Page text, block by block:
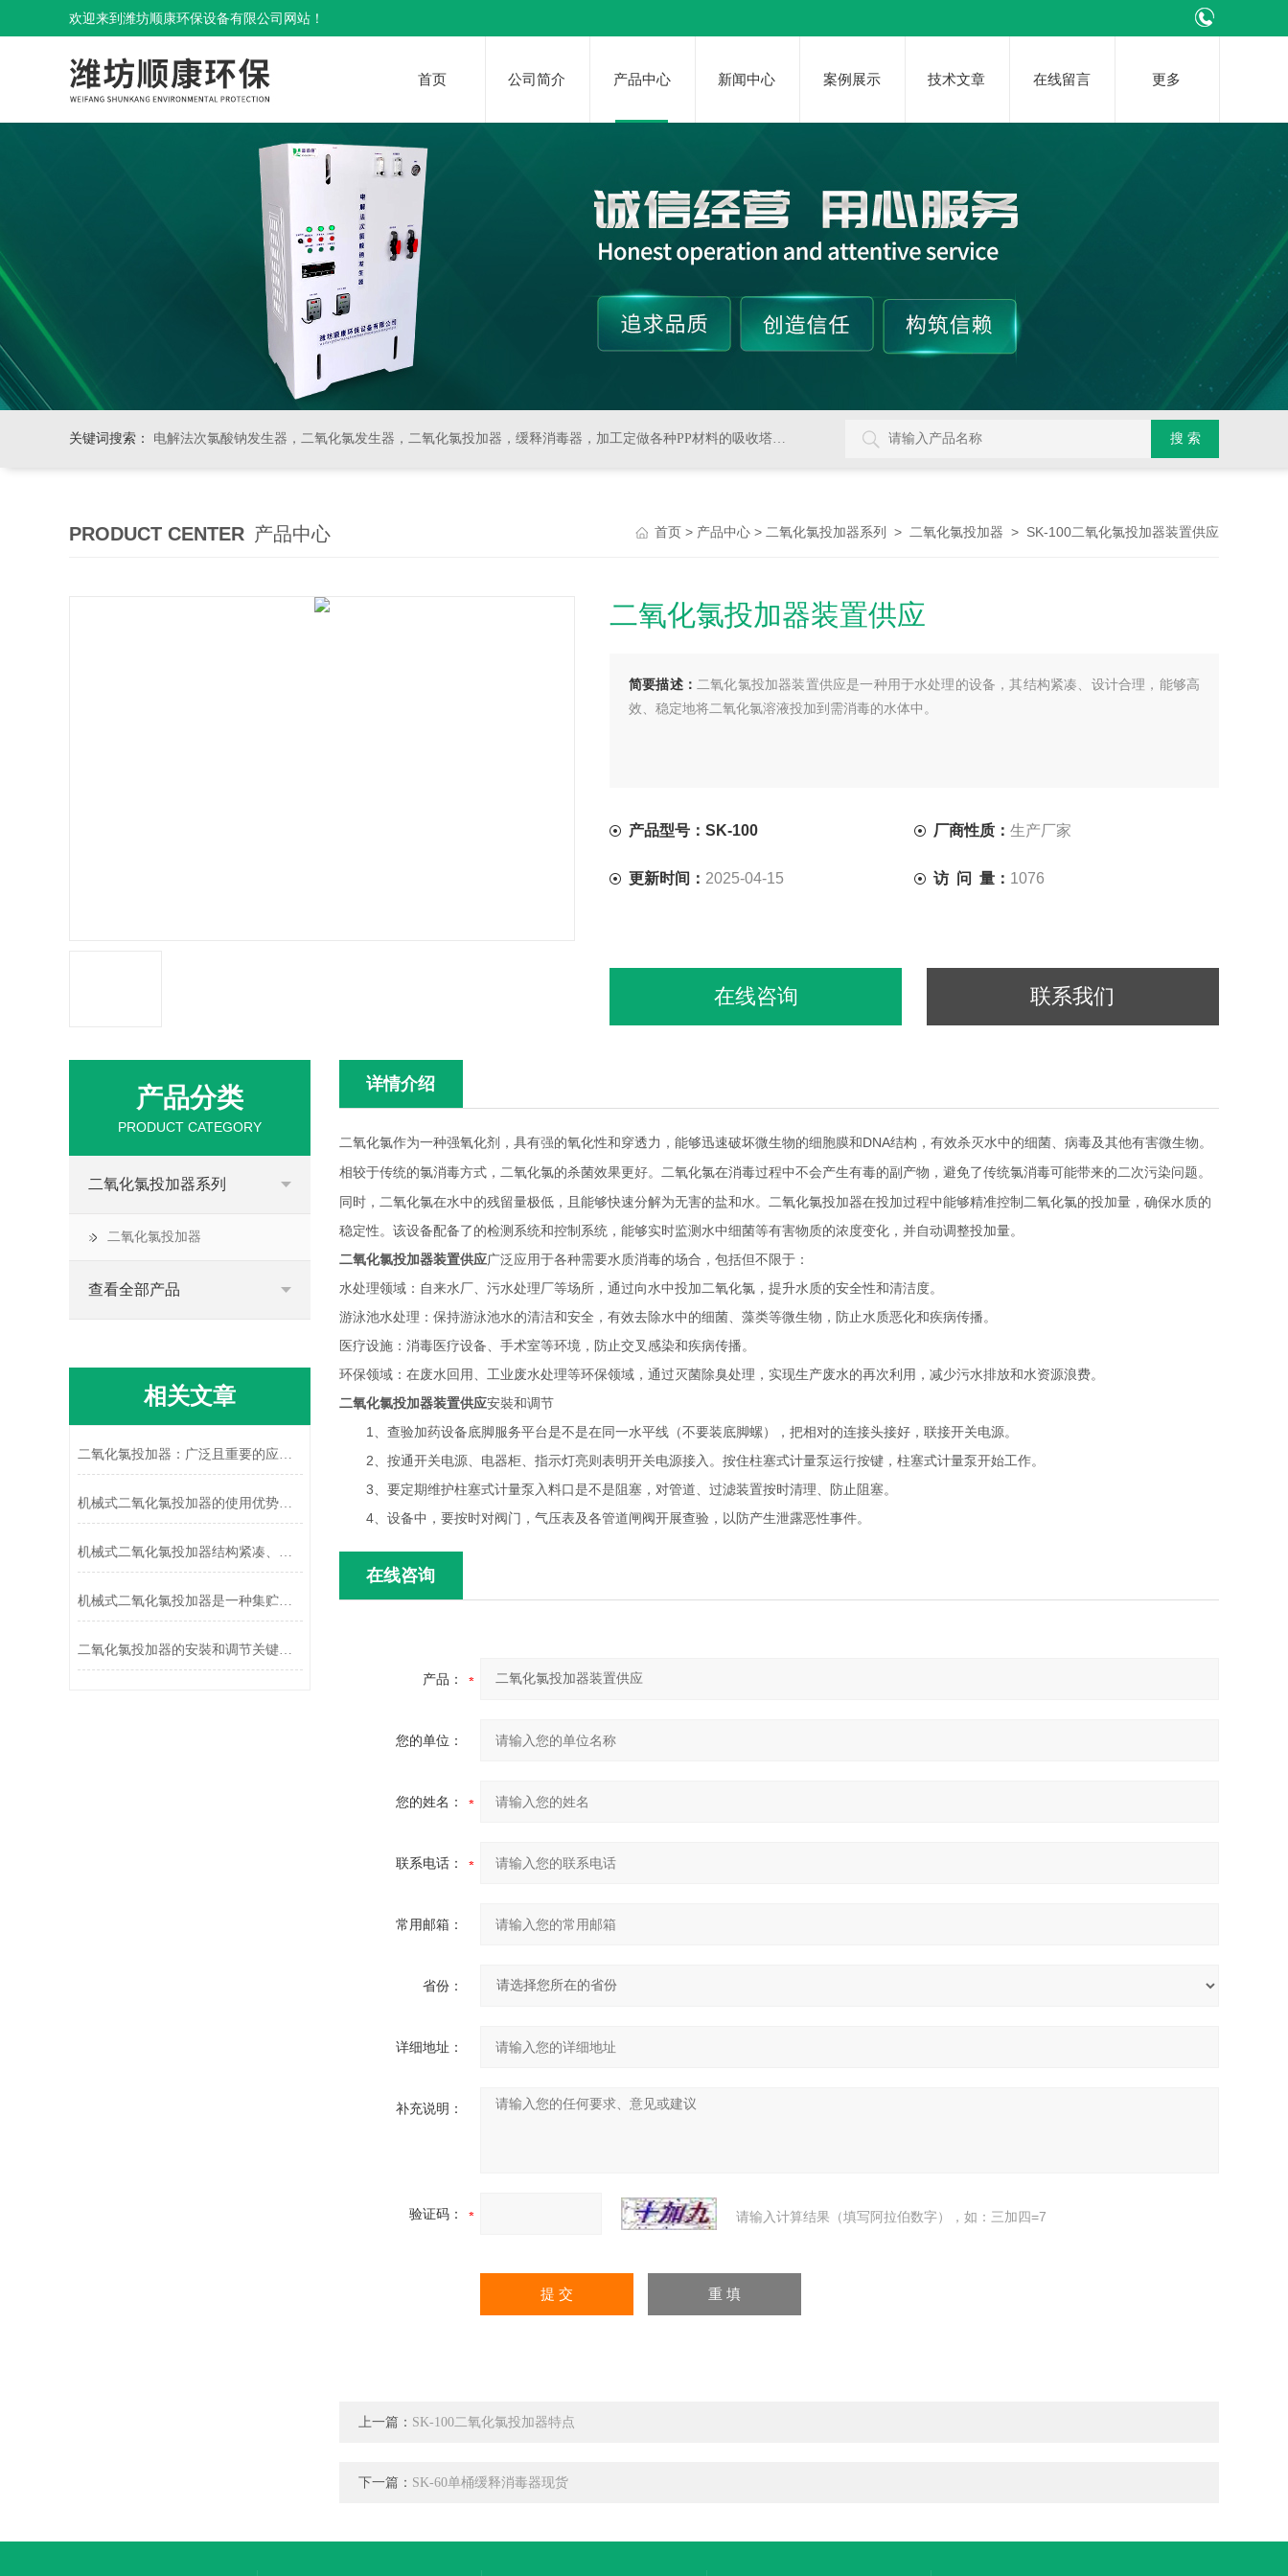
欢迎来到潍坊顺康环保设备有限公司网站！
首页 公司简介 产品中心 新闻中心 案例展示 技术文章 在线留言 更多
关键词搜索： 电解法次氯酸钠发生器，二氧化氯发生器，二氧化氯投加器，缓释消毒器，加工定做各种PP材料的吸收塔尾气处理，排风管道，PVC材料的杀菌，消毒等设备
PRODUCT CENTER 产品中心 首页 > 产品中心 > 二氧化氯投加器系列 > 二氧化氯投加器 > SK-100二氧化氯投加器装置供应
二氧化氯投加器装置供应
简要描述： 二氧化氯投加器装置供应是一种用于水处理的设备，其结构紧凑、设计合理，能够高
效、稳定地将二氧化氯溶液投加到需消毒的水体中。
产品型号：SK-100 厂商性质： 生产厂家
更新时间： 2025-04-15 访 问 量： 1076
在线咨询 联系我们
详情介绍
二氧化氯作为一种强氧化剂，具有强的氧化性和穿透力，能够迅速破坏微生物的细胞膜和DNA结构，有效杀灭水中的细菌、病毒及其他有害微生物。
相较于传统的氯消毒方式，二氧化氯的杀菌效果更好。二氧化氯在消毒过程中不会产生有毒的副产物，避免了传统氯消毒可能带来的二次污染问题。
同时，二氧化氯在水中的残留量极低，且能够快速分解为无害的盐和水。二氧化氯投加器在投加过程中能够精准控制二氧化氯的投加量，确保水质的
稳定性。该设备配备了的检测系统和控制系统，能够实时监测水中细菌等有害物质的浓度变化，并自动调整投加量。
二氧化氯投加器装置供应广泛应用于各种需要水质消毒的场合，包括但不限于：
水处理领域：自来水厂、污水处理厂等场所，通过向水中投加二氧化氯，提升水质的安全性和清洁度。
游泳池水处理：保持游泳池水的清洁和安全，有效去除水中的细菌、藻类等微生物，防止水质恶化和疾病传播。
医疗设施：消毒医疗设备、手术室等环境，防止交叉感染和疾病传播。
环保领域：在废水回用、工业废水处理等环保领域，通过灭菌除臭处理，实现生产废水的再次利用，减少污水排放和水资源浪费。
二氧化氯投加器装置供应安裝和调节
1、查验加药设备底脚服务平台是不是在同一水平线（不要装底脚螺），把相对的连接头接好，联接开关电源。
2、按通开关电源、电器柜、指示灯亮则表明开关电源接入。按住柱塞式计量泵运行按键，柱塞式计量泵开始工作。
3、要定期维护柱塞式计量泵入料口是不是阻塞，对管道、过滤装置按时清理、防止阻塞。
4、设备中，要按时对阀门，气压表及各管道闸阀开展查验，以防产生泄露恶性事件。
在线咨询
产品：
您的单位：
您的姓名：
联系电话：
常用邮箱：
省份：
详细地址：
补充说明：
验证码： 请输入计算结果（填写阿拉伯数字），如：三加四=7
上一篇： SK-100二氧化氯投加器特点
下一篇： SK-60单桶缓释消毒器现货
产品分类
PRODUCT CATEGORY
二氧化氯投加器系列
二氧化氯投加器
查看全部产品
相关文章
二氧化氯投加器：广泛且重要的应用之选
机械式二氧化氯投加器的使用优势有哪些？
机械式二氧化氯投加器结构紧凑、安全可靠
机械式二氧化氯投加器是一种集贮存、输送与自动控制于一体的成套设备
二氧化氯投加器的安裝和调节关键要点